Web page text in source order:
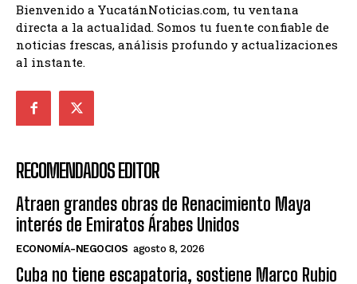
Bienvenido a YucatánNoticias.com, tu ventana
directa a la actualidad. Somos tu fuente confiable de
noticias frescas, análisis profundo y actualizaciones
al instante.
RECOMENDADOS EDITOR
Atraen grandes obras de Renacimiento Maya
interés de Emiratos Árabes Unidos
ECONOMÍA-NEGOCIOS agosto 8, 2026
Cuba no tiene escapatoria, sostiene Marco Rubio